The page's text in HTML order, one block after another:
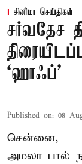
சினிமா செய்திகள்
சர்வதேச
‘ஹாஃப்’
Published on: 08
சென்னை,
அமலா பால்